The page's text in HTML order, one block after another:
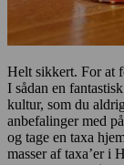
Helt sikkert. For at
I sådan en
kultur, som du
anbefalinger med
og tage en taxa
masser af taxa’er i